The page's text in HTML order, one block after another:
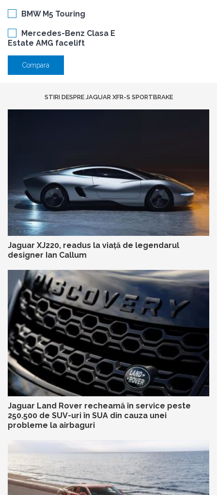
BMW M5 Touring
Mercedes-Benz Clasa E
Estate AMG facelift
Compara
STIRI DESPRE JAGUAR XFR-S SPORTBRAKE
Jaguar XJ220, readus la viață de legendarul
designer Ian Callum
Jaguar Land Rover recheamă în service peste
250.500 de SUV-uri în SUA din cauza unei
probleme la airbaguri